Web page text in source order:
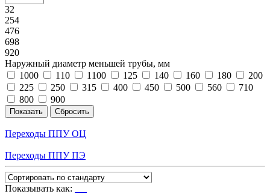
32
254
476
698
920
Наружный диаметр меньшей трубы, мм
1000
110 1100 125 140 160 180
200
225
250 315 400 450 500 560
710
800
900
Переходы ППУ ОЦ
Переходы ППУ ПЭ
Показывать как: